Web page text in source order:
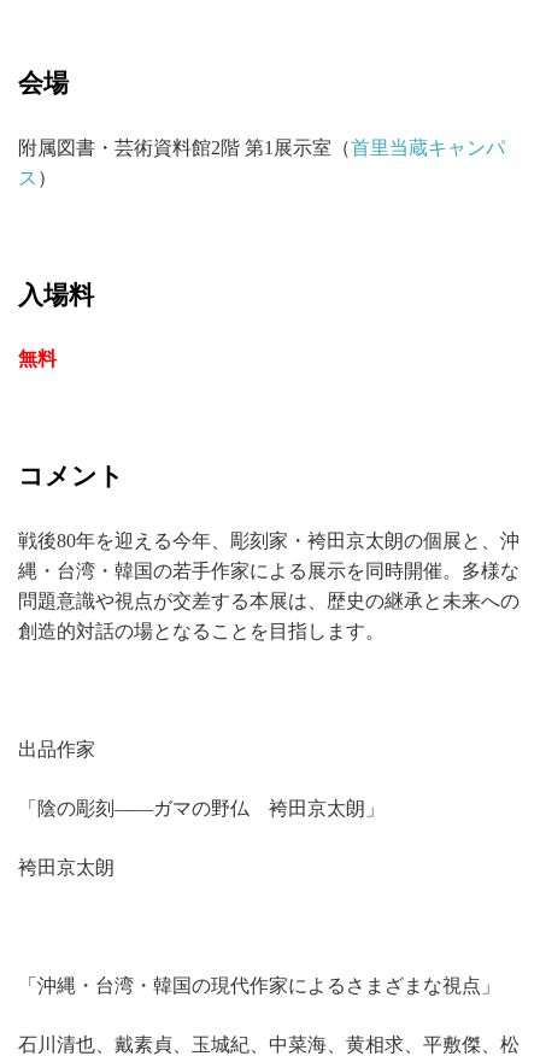
会場
附属図書・芸術資料館2階 第1展示室（首里当蔵キャンパ
ス ）
入場料
無料
コメント
戦後80年を迎える今年、彫刻家・袴田京太朗の個展と、沖
縄・台湾・韓国の若手作家による展示を同時開催。多様な
問題意識や視点が交差する本展は、歴史の継承と未来への
創造的対話の場となることを目指します。
出品作家
「陰の彫刻――ガマの野仏 袴田京太朗」
袴田京太朗
「沖縄・台湾・韓国の現代作家によるさまざまな視点」
石川清也、戴素貞、玉城紀、中菜海、黄相求、平敷傑、松